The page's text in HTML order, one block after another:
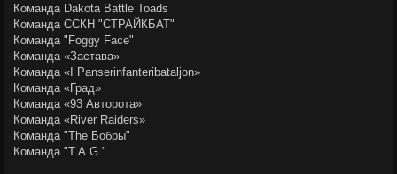
Команда Dakota Battle Toads
Команда ССКН "СТРАЙКБАТ"
Команда "Foggy Face"
Команда «Застава»
Команда «I Panserinfanteribataljon»
Команда «Град»
Команда «93 Авторота»
Команда «River Raiders»
Команда "The Бобры"
Команда "T.A.G."